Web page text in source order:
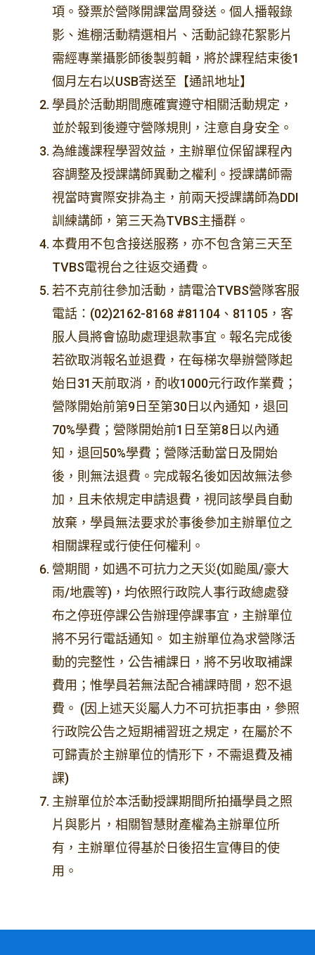
項。發票於營隊開課當周發送。個人播報錄
影、進棚活動精選相片、活動記錄花絮影片
需經專業攝影師後製剪輯，將於課程結束後1
個月左右以USB寄送至【通訊地址】
學員於活動期間應確實遵守相關活動規定，
並於報到後遵守營隊規則，注意自身安全。
為維護課程學習效益，主辦單位保留課程內
容調整及授課講師異動之權利。授課講師需
視當時實際安排為主，前兩天授課講師為DDI
訓練講師，第三天為TVBS主播群。
本費用不包含接送服務，亦不包含第三天至
TVBS電視台之往返交通費。
若不克前往參加活動，請電洽TVBS營隊客服
電話：(02)2162-8168 #81104、81105，客
服人員將會協助處理退款事宜。報名完成後
若欲取消報名並退費，在每梯次舉辦營隊起
始日31天前取消，酌收1000元行政作業費；
營隊開始前第9日至第30日以內通知，退回
70%學費；營隊開始前1日至第8日以內通
知，退回50%學費；營隊活動當日及開始
後，則無法退費。完成報名後如因故無法參
加，且未依規定申請退費，視同該學員自動
放棄，學員無法要求於事後參加主辦單位之
相關課程或行使任何權利。
營期間，如遇不可抗力之天災(如颱風/豪大
雨/地震等)，均依照行政院人事行政總處發
布之停班停課公告辦理停課事宜，主辦單位
將不另行電話通知。 如主辦單位為求營隊活
動的完整性，公告補課日，將不另收取補課
費用；惟學員若無法配合補課時間，恕不退
費。 (因上述天災屬人力不可抗拒事由，參照
行政院公告之短期補習班之規定，在屬於不
可歸責於主辦單位的情形下，不需退費及補
課)
主辦單位於本活動授課期間所拍攝學員之照
片與影片，相關智慧財產權為主辦單位所
有，主辦單位得基於日後招生宣傳目的使
用。